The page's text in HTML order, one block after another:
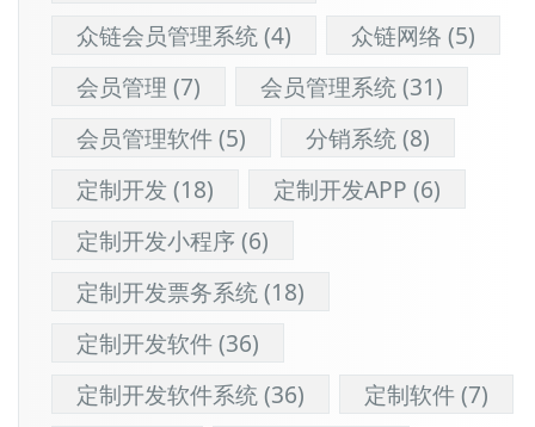
众链会员管理系统(4) 众链网络 (5)
会员管理 (7) 会员管理系统(31)
会员管理软件(5) 分销系统(8)
定制开发 (18) 定制开发APP (6)
定制开发小程序(6)
定制开发票务系统(18)
定制开发软件(36)
定制开发软件系统(36) 定制软件(7)